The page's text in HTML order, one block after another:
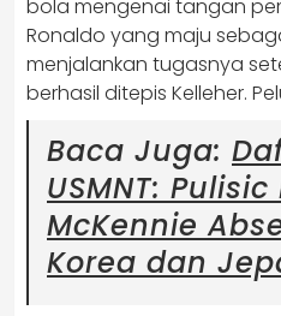
bola mengenai tangan
Ronaldo yang maju
menjalankan tugasnya
berhasil ditepis Kelleher.
Baca Juga:
USMNT:
McKennie
Korea dan